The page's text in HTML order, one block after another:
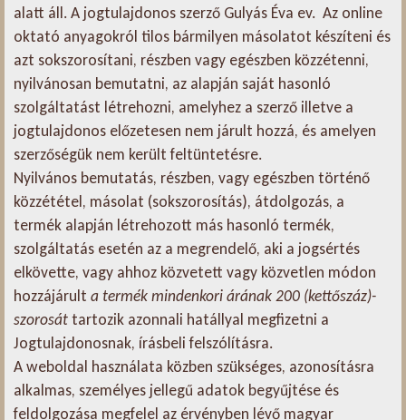
alatt áll. A jogtulajdonos szerző Gulyás Éva ev. Az online
oktató anyagokról tilos bármilyen másolatot készíteni és
azt sokszorosítani, részben vagy egészben közzétenni,
nyilvánosan bemutatni, az alapján saját hasonló
szolgáltatást létrehozni, amelyhez a szerző illetve a
jogtulajdonos előzetesen nem járult hozzá, és amelyen
szerzőségük nem került feltüntetésre.
Nyilvános bemutatás, részben, vagy egészben történő
közzététel, másolat (sokszorosítás), átdolgozás, a
termék alapján létrehozott más hasonló termék,
szolgáltatás esetén az a megrendelő, aki a jogsértés
elkövette, vagy ahhoz közvetett vagy közvetlen módon
hozzájárult a termék mindenkori árának 200 (kettőszáz)-
szorosáttartozik azonnali hatállyal megfizetni a
Jogtulajdonosnak, írásbeli felszólításra.
A weboldal használata közben szükséges, azonosításra
alkalmas, személyes jellegű adatok begyűjtése és
feldolgozása megfelel az érvényben lévő magyar